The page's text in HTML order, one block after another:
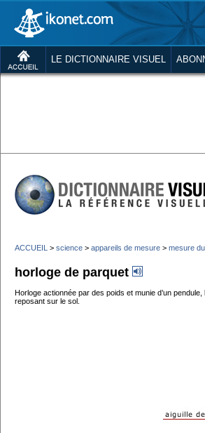
LE DICTIONNAIRE VISUEL
ACCUEIL > science > appareils de mesure > mesure
horloge de parquet
Horloge actionnée par des poids et munie d’un
reposant sur le sol.